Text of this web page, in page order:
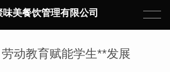
味美餐饮管理有限公司
动教育赋能学生**发展